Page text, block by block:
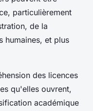
particulièrement
de la
humaines, et plus
des licences
qu'elles ouvrent,
académique